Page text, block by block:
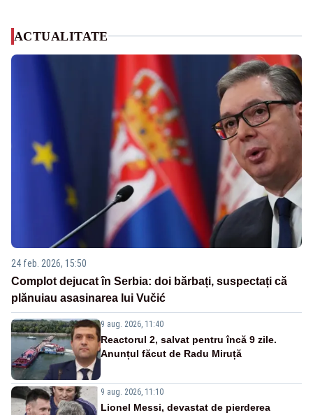
ACTUALITATE
24 feb. 2026, 15:50
Complot dejucat în Serbia: doi bărbați, suspectați că
plănuiau asasinarea lui Vučić
9 aug. 2026, 11:40
Reactorul 2, salvat pentru încă 9 zile.
Anunțul făcut de Radu Miruță
9 aug. 2026, 11:10
Lionel Messi, devastat de pierderea